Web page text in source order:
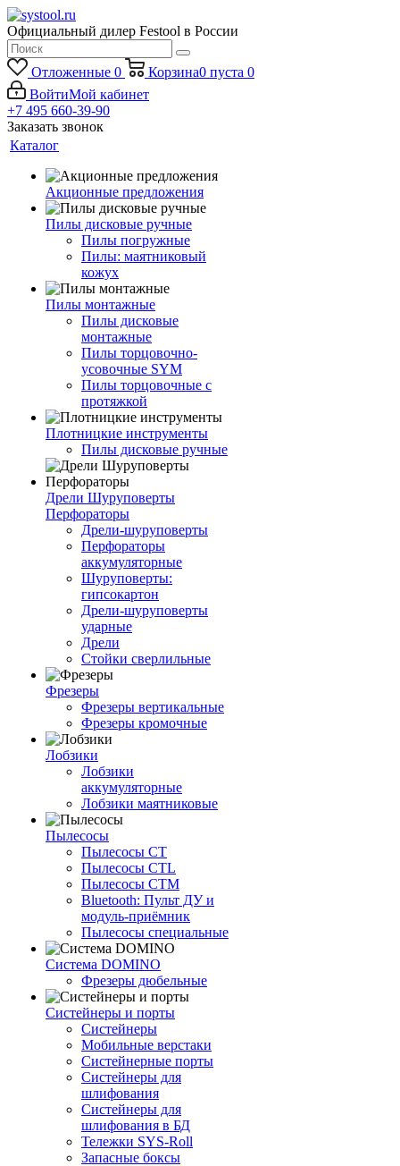
Официальный дилер Festool в России
Отложенные 0 Корзина0 пуста 0
ВойтиМой кабинет
+7 495 660-39-90
Заказать звонок
Каталог
Акционные предложения
Пилы дисковые ручные
Пилы погружные
Пилы: маятниковый
кожух
Пилы монтажные
Пилы дисковые
монтажные
Пилы торцовочно-
усовочные SYM
Пилы торцовочные с
протяжкой
Плотницкие инструменты
Пилы дисковые ручные
Дрели Шуруповерты
Перфораторы
Дрели-шуруповерты
Перфораторы
аккумуляторные
Шуруповерты:
гипсокартон
Дрели-шуруповерты
ударные
Дрели
Стойки сверлильные
Фрезеры
Фрезеры вертикальные
Фрезеры кромочные
Лобзики
Лобзики
аккумуляторные
Лобзики маятниковые
Пылесосы
Пылесосы CT
Пылесосы CTL
Пылесосы CTM
Bluetooth: Пульт ДУ и
модуль-приёмник
Пылесосы специальные
Система DOMINO
Фрезеры дюбельные
Систейнеры и порты
Систейнеры
Мобильные верстаки
Систейнерные порты
Систейнеры для
шлифования
Систейнеры для
шлифования в БД
Тележки SYS-Roll
Запасные боксы